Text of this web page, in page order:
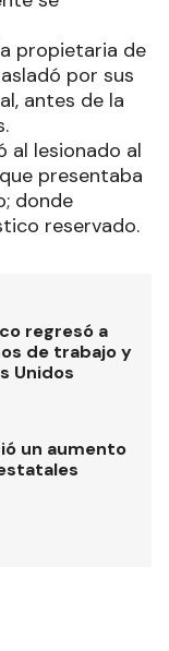
propietaria de
por sus
antes de la
al lesionado al
presentaba
donde
reservado.
regresó a
de trabajo y
Unidos
un aumento